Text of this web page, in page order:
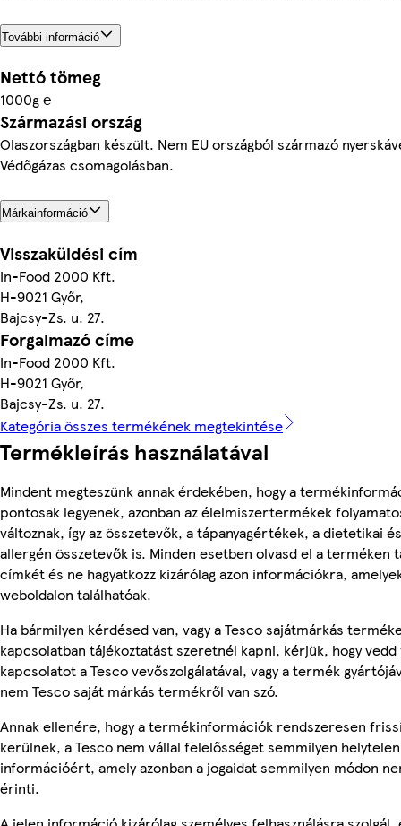
További információ
Nettó tömeg
1000g ℮
Származási ország
Olaszországban készült. Nem EU országból származó
Védőgázas csomagolásban.
Márkainformáció
Visszaküldési cím
In-Food 2000 Kft.
H-9021 Győr,
Bajcsy-Zs. u. 27.
Forgalmazó címe
In-Food 2000 Kft.
H-9021 Győr,
Bajcsy-Zs. u. 27.
Kategória összes termékének megtekintése
Termékleírás használatával
Mindent megteszünk annak érdekében, hogy a
pontosak legyenek, azonban az élelmiszertermékek
változnak, így az összetevők, a tápanyagértékek, a dietetikai és
allergén összetevők is. Minden esetben olvasd el a terméken
címkét és ne hagyatkozz kizárólag azon információkra,
weboldalon találhatóak.
Ha bármilyen kérdésed van, vagy a Tesco sajátmárkás
kapcsolatban tájékoztatást szeretnél kapni, kérjük, hogy vedd
kapcsolatot a Tesco vevőszolgálatával, vagy a termék
nem Tesco saját márkás termékről van szó.
Annak ellenére, hogy a termékinformációk rendszeresen
kerülnek, a Tesco nem vállal felelősséget semmilyen helytelen
információért, amely azonban a jogaidat semmilyen módon
érinti.